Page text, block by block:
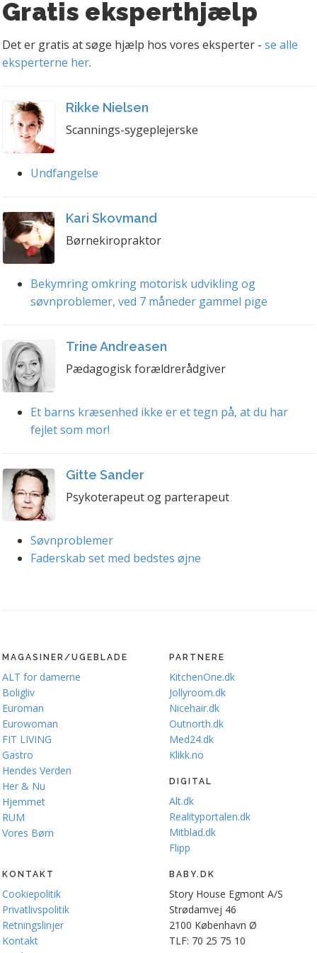
Gratis eksperthjælp
Det er gratis at søge hjælp hos vores eksperter - se alle
eksperterne her.
Rikke Nielsen
Scannings-sygeplejerske
Undfangelse
Kari Skovmand
Børnekiropraktor
Bekymring omkring motorisk udvikling og
søvnproblemer, ved 7 måneder gammel pige
Trine Andreasen
Pædagogisk forældrerådgiver
Et barns kræsenhed ikke er et tegn på, at du har
fejlet som mor!
Gitte Sander
Psykoterapeut og parterapeut
Søvnproblemer
Faderskab set med bedstes øjne
MAGASINER/UGEBLADE
ALT for damerne
Boligliv
Euroman
Eurowoman
FIT LIVING
Gastro
Hendes Verden
Her & Nu
Hjemmet
RUM
Vores Børn
PARTNERE
KitchenOne.dk
Jollyroom.dk
Nicehair.dk
Outnorth.dk
Med24.dk
Klikk.no
DIGITAL
Alt.dk
Realityportalen.dk
Mitblad.dk
Flipp
KONTAKT
Cookiepolitik
Privatlivspolitik
Retningslinjer
Kontakt
BABY.DK
Story House Egmont A/S
Strødamvej 46
2100 København Ø
TLF: 70 25 75 10